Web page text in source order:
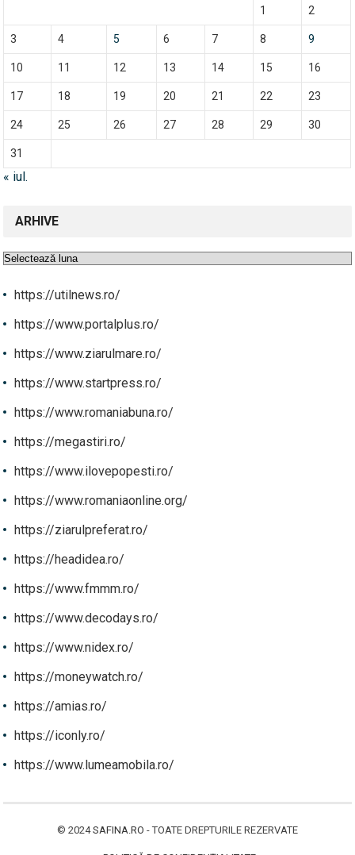
1 2
3 4 5 6 7 8 9
10 11 12 13 14 15 16
17 18 19 20 21 22 23
24 25 26 27 28 29 30
31
« iul.
ARHIVE
Arhive
https://utilnews.ro/
https://www.portalplus.ro/
https://www.ziarulmare.ro/
https://www.startpress.ro/
https://www.romaniabuna.ro/
https://megastiri.ro/
https://www.ilovepopesti.ro/
https://www.romaniaonline.org/
https://ziarulpreferat.ro/
https://headidea.ro/
https://www.fmmm.ro/
https://www.decodays.ro/
https://www.nidex.ro/
https://moneywatch.ro/
https://amias.ro/
https://iconly.ro/
https://www.lumeamobila.ro/
© 2024SAFINA.RO - TOATE DREPTURILE REZERVATE